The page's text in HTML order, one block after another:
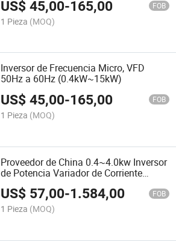
US$45,00-165,00 FOB
1 Pieza (MOQ)
Inversor de Frecuencia Micro, VFD
50Hz a 60Hz (0.4kW~15kW)
US$45,00-165,00 FOB
1 Pieza (MOQ)
Proveedor de China 0.4~4.0kw Inversor
de Potencia Variador de Corriente
Alterna
US$ 57,00-1.584,00 FOB
1 Pieza (MOQ)